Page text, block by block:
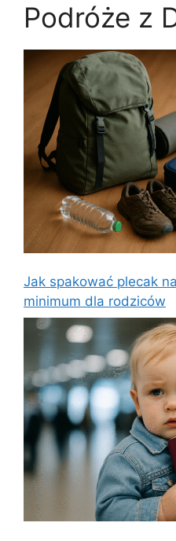
Podróże z
Jak spakować plecak
minimum dla rodziców